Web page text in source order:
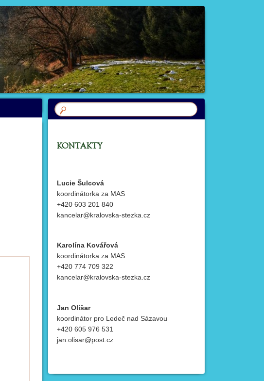
KONTAKTY
Lucie Šulcová
koordinátorka za MAS
+420 603 201 840
kancelar@kralovska-stezka.cz
Karolína Kovářová
koordinátorka za MAS
+420 774 709 322
kancelar@kralovska-stezka.cz
Jan Olišar
koordinátor pro Ledeč nad Sázavou
+420 605 976 531
jan.olisar@post.cz